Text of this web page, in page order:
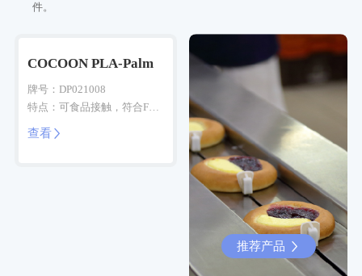
件。
COCOON PLA-Palm
牌号：DP021008
特点：可食品接触，符合FDA
食品接触材料检测法规标准
查看
推荐产品 